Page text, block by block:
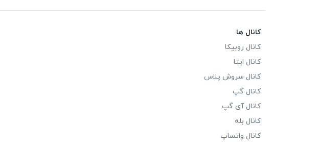
کانال ها
کانال روبیکا
کانال ایتا
کانال سروش پلاس
کانال گپ
کانال آی گپ
کانال بله
کانال واتساپ